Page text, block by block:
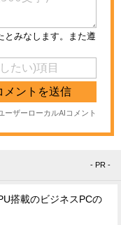
- PR -
搭載のビジネスPCの